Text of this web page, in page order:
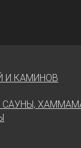
И КАМИНОВ
САУНЫ,